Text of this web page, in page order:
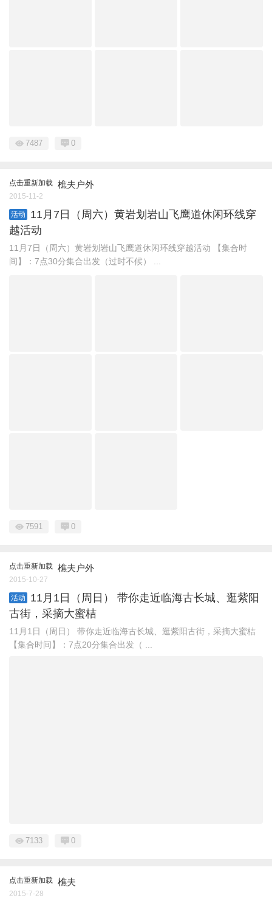
7487 0
点击重新加载 樵夫户外
2015-11-2
活动
11月7日（周六）黄岩划岩山飞鹰道休闲环线穿
越活动
11月7日（周六）黄岩划岩山飞鹰道休闲环线穿越活动 【集合时
间】：7点30分集合出发（过时不候） ...
7591 0
点击重新加载 樵夫户外
2015-10-27
活动
11月1日（周日） 带你走近临海古长城、逛紫阳
古街，采摘大蜜桔
11月1日（周日） 带你走近临海古长城、逛紫阳古街，采摘大蜜桔
【集合时间】：7点20分集合出发（ ...
7133 0
点击重新加载 樵夫
2015-7-28